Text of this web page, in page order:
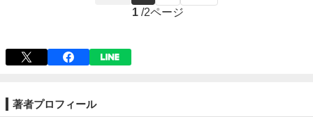
1 /2ページ
著者プロフィール